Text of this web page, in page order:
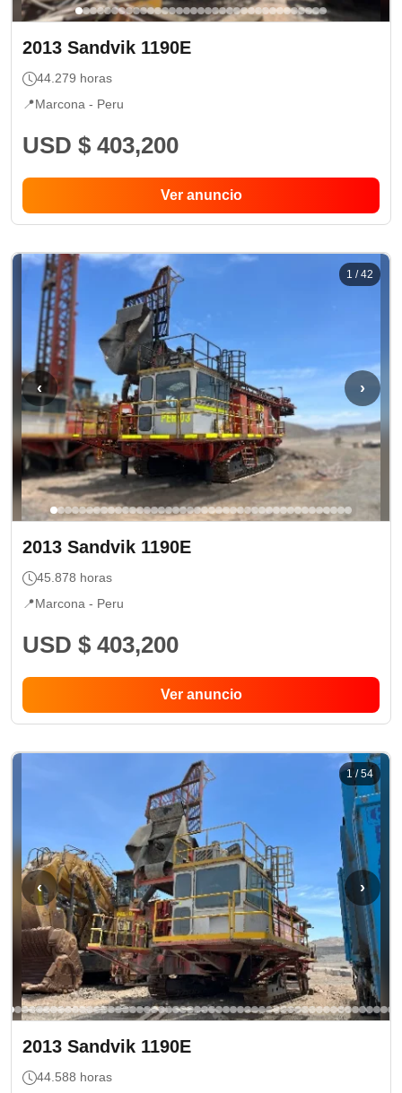
2013 Sandvik 1190E
44.279 horas
📍Marcona - Peru
USD $ 403,200
Ver anuncio
‹ ›
1 /42
2013 Sandvik 1190E
45.878 horas
📍Marcona - Peru
USD $ 403,200
Ver anuncio
‹ ›
1/54
2013 Sandvik 1190E
44.588 horas